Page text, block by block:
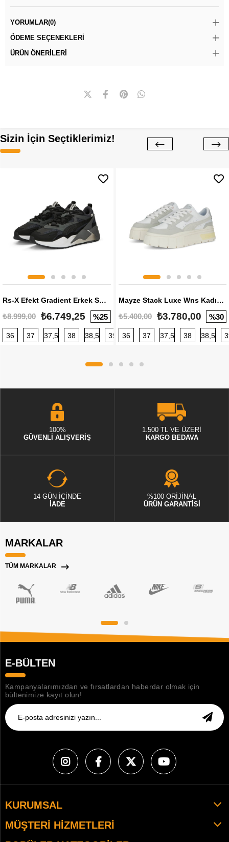
YORUMLAR(0)
ÖDEME SEÇENEKLERI
ÜRÜN ÖNERILERI
Sizin İçin Seçtiklerimiz!
Rs-X Efekt Gradient Erkek Sneaker
₺8.999,00 ₺6.749,25 %25
36 37 37,5 38 38,5 39 40 40,5 41 42 42,5
Mayze Stack Luxe Wns Kadın Sneaker
₺5.400,00 ₺3.780,00 %30
36 37 37,5 38 38,5
100%
GÜVENLİ ALIŞVERİŞ
1.500 TL VE ÜZERİ
KARGO BEDAVA
14 GÜN İÇİNDE
İADE
%100 ORİJİNAL
ÜRÜN GARANTİSİ
MARKALAR
TÜM MARKALAR
E-BÜLTEN
Kampanyalarımızdan ve fırsatlardan haberdar olmak için
bültenimize kayıt olun!
KURUMSAL
MÜŞTERI HIZMETLERI